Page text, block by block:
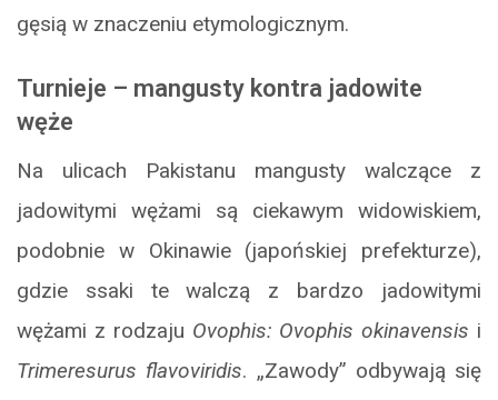
gęsią w znaczeniu etymologicznym.
Turnieje – mangusty kontra jadowite
węże
Na ulicach Pakistanu mangusty walczące z
jadowitymi wężami są ciekawym widowiskiem,
podobnie w Okinawie (japońskiej prefekturze),
gdzie ssaki te walczą z bardzo jadowitymi
wężami z rodzaju Ovophis: Ovophis okinavensis i
Trimeresurus flavoviridis. „Zawody” odbywają się